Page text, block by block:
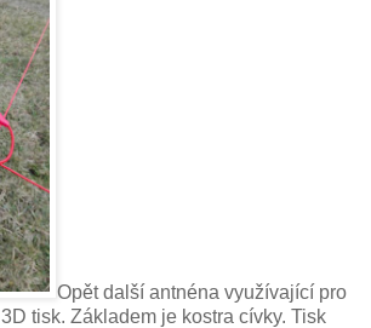
Opět další antnéna využívající pro
tisk. Základem je kostra cívky. Tisk